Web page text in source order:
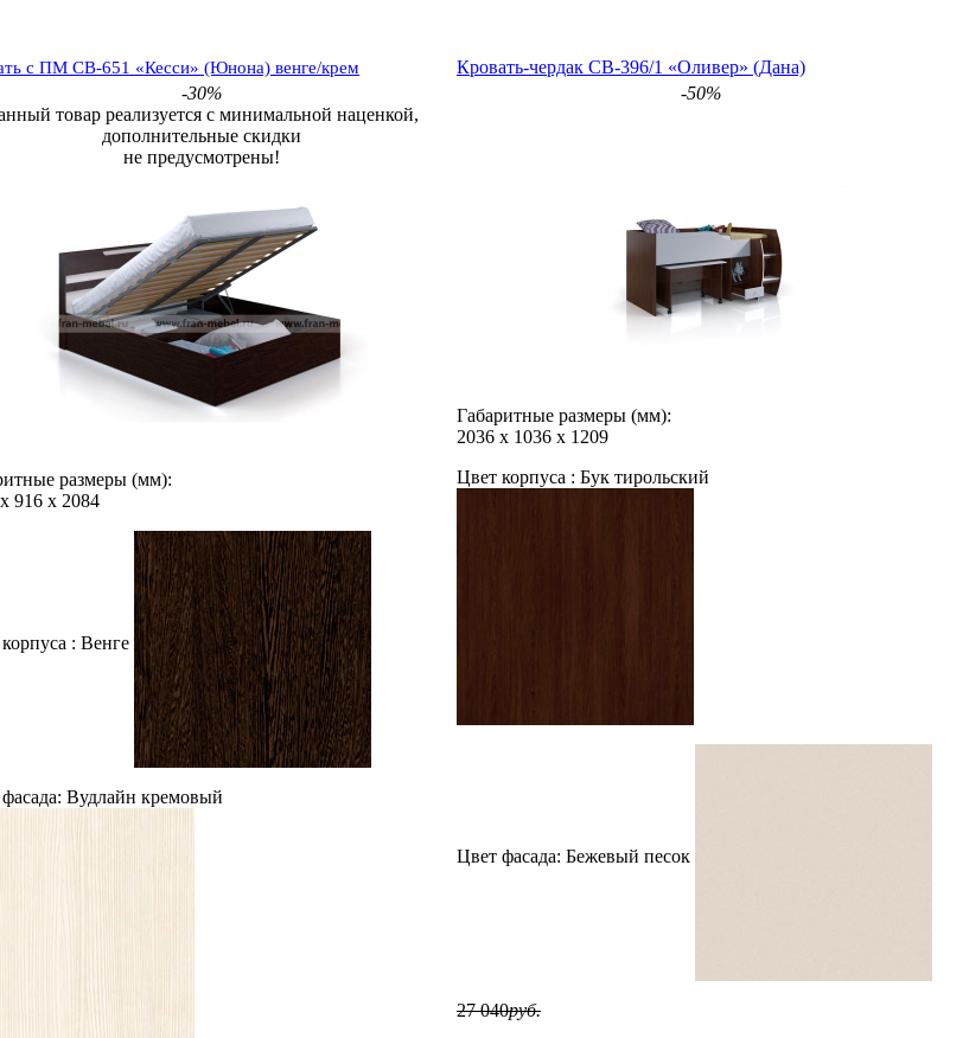
с ПМ СВ-651 «Кесси» (Юнона) венге/крем
-30%
товар реализуется с минимальной наценкой,
дополнительные скидки
не предусмотрены!
размеры (мм):
х 916 х 2084
: Венге
Вудлайн кремовый
Кровать-чердак СВ-396/1 «Оливер» (Дана)
-50%
Габаритные размеры (мм):
2036 х 1036 х 1209
Цвет корпуса : Бук тирольский
Цвет фасада: Бежевый песок
27 040руб.